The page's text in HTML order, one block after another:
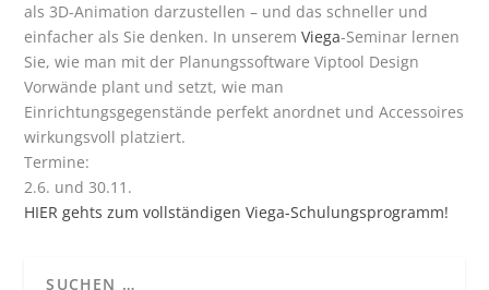
als 3D-Animation darzustellen – und das schneller und
einfacher als Sie denken. In unseremViega-Seminar lernen
Sie, wie man mit der Planungssoftware Viptool Design
Vorwände plant und setzt, wie man
Einrichtungsgegenstände perfekt anordnet und Accessoires
wirkungsvoll platziert.
Termine:
2.6. und 30.11.
HIER gehts zum vollständigen Viega-Schulungsprogramm!